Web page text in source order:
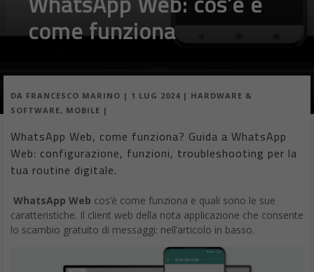
Web al tuo numero di telefono.
Apri l’app WhatsApp sul tuo smartphone.
Vai su “Menu” > “WhatsApp Web”.
Posiziona il telefono di fronte al computer in modo che la
fotocamera inquadri il codice QR visualizzato sullo schermo.
Una volta scansionato il codice, WhatsApp Web si
sincronizzerà con il tuo account WhatsApp sul telefono.
Collegamento al numero di telefono
Sulla pagina web.whatsapp.com, clicca su “Collega un
Inserisci il tuo numero di telefono e clicca su “Continua”.